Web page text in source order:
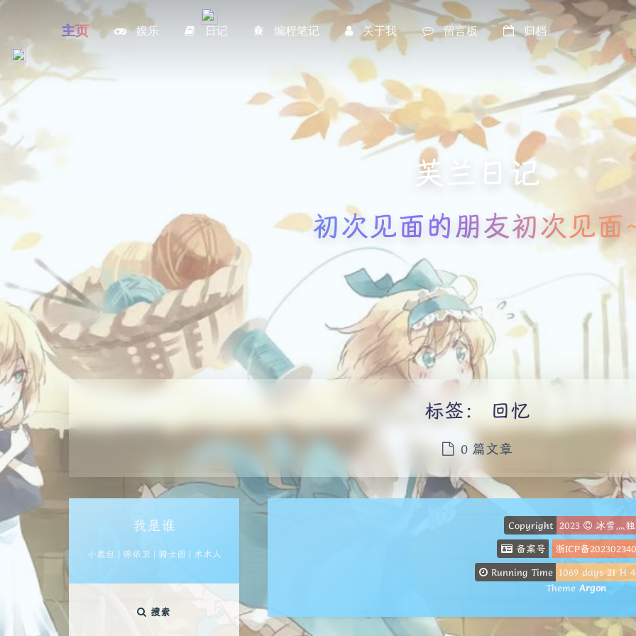
主页 娱乐 日记 编程笔记 关于我 留言板 归档
芙兰日记
初次见面的朋友初次见面
标签： 回忆
0 篇文章
我是谁
小鹿包 | 锦依卫 | 骑士团 | 术术人
搜索
Copyright 2023
冰雪灬
备案号
浙ICP备
Running Time 1069days 21 H
Theme Argon